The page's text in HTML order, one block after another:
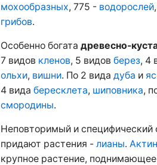
мохообразных, 775 - водорослей
грибов.
Особенно богата древесно-
7 видов кленов, 5 видов берез, 4
ольхи, вишни. По 2 вида дуба и
4 вида бересклета, шиповника,
смородины.
Неповторимый и специфический
придают растения - лианы.
крупное растение,